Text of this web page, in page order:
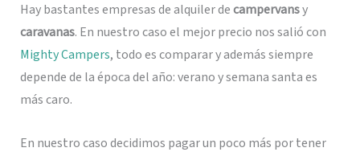
Hay bastantes empresas de alquiler decampervansy
caravanas. En nuestro caso el mejor precio nos salió con
Mighty Campers, todo es comparar y además siempre
depende de la época del año: verano y semana santa es
más caro.
En nuestro caso decidimos pagar un poco más por tener